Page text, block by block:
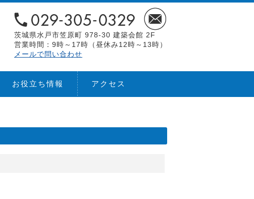
茨城県水戸市笠原町 978-30 建築会館 2F
営業時間：9時～17時（昼休み12時～13時）
メールで問い合わせ
お役立ち情報 アクセス